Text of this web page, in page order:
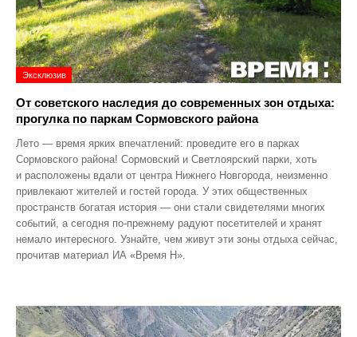
Эксклюзив
От советского наследия до современных зон отдыха:
прогулка по паркам Сормовского района
Лето — время ярких впечатлений: проведите его в парках
Сормовского района! Сормовский и Светлоярский парки, хоть
и расположены вдали от центра Нижнего Новгорода, неизменно
привлекают жителей и гостей города. У этих общественных
пространств богатая история — они стали свидетелями многих
событий, а сегодня по‑прежнему радуют посетителей и хранят
немало интересного. Узнайте, чем живут эти зоны отдыха сейчас,
прочитав материал ИА «Время Н».